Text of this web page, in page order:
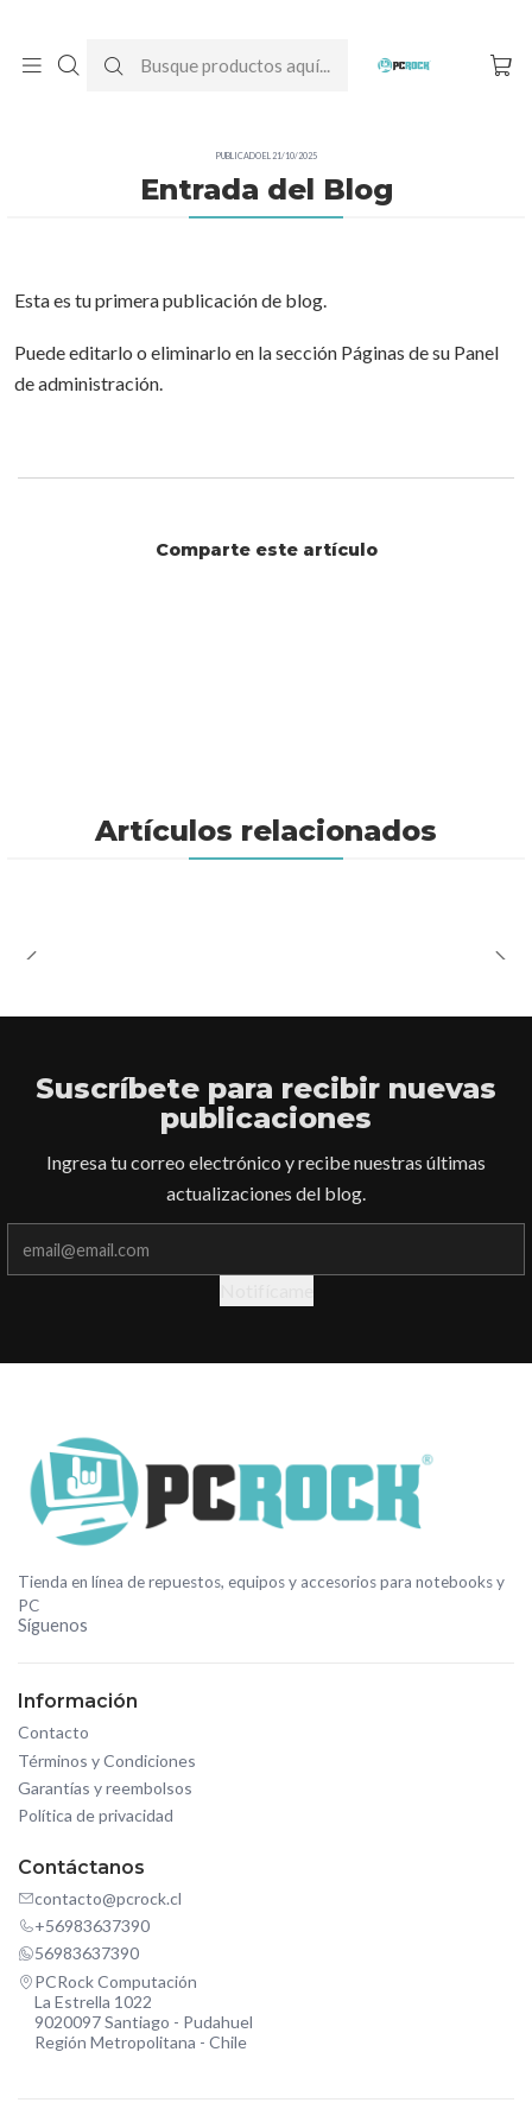
PUBLICADO EL 21/10/2025
Entrada del Blog
Esta es tu primera publicación de blog.
Puede editarlo o eliminarlo en la sección Páginas de su Panel
de administración.
Comparte este artículo
Artículos relacionados
Suscríbete para recibir nuevas
publicaciones
Ingresa tu correo electrónico y recibe nuestras últimas
actualizaciones del blog.
Tienda en línea de repuestos, equipos y accesorios para notebooks y
PC
Síguenos
Información
Contacto
Términos y Condiciones
Garantías y reembolsos
Política de privacidad
Contáctanos
contacto@pcrock.cl
+56983637390
56983637390
PCRock Computación
La Estrella 1022
9020097 Santiago - Pudahuel
Región Metropolitana - Chile